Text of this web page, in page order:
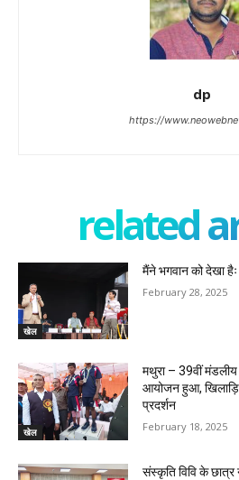
dp
https://
related
खेल
मैंने भगवान को देखा
February 28, 2025
खेल
मथुरा – 39वीं मंडलीय
आयोजन हुआ,
प्रदर्शन
February 18, 2025
संस्कृति विवि के छात्र